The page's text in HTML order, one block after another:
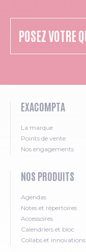
POSEZ VOTRE
EXACOMPTA
La marque
Points de vente
Nos engagements
NOS PRODUITS
Agendas
Notes et répertoires
Accessoires
Calendriers et bloc
Collabs et innovations